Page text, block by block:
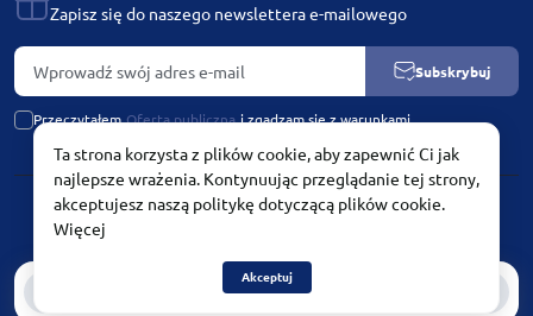
0
Zapisz się do naszego newslettera e-mailowego
Subskrybuj
Przeczytałem Oferta publiczna i zgadzam się z warunkami
Ta strona korzysta z plików cookie, aby zapewnić Ci jak
najlepsze wrażenia. Kontynuując przeglądanie tej strony,
akceptujesz naszą politykę dotyczącą plików cookie.
Więcej
Akceptuj